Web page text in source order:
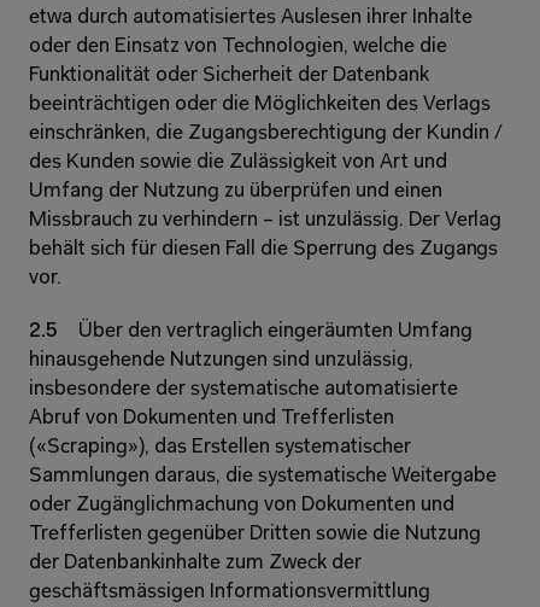
etwa durch automatisiertes Auslesen ihrer Inhalte
oder den Einsatz von Technologien, welche die
Funktionalität oder Sicherheit der Datenbank
beeinträchtigen oder die Möglichkeiten des Verlags
einschränken, die Zugangsberechtigung der Kundin /
des Kunden sowie die Zulässigkeit von Art und
Umfang der Nutzung zu überprüfen und einen
Missbrauch zu verhindern – ist unzulässig. Der Verlag
behält sich für diesen Fall die Sperrung des Zugangs
vor.
2.5 Über den vertraglich eingeräumten Umfang
hinausgehende Nutzungen sind unzulässig,
insbesondere der systematische automatisierte
Abruf von Dokumenten und Trefferlisten
(«Scraping»), das Erstellen systematischer
Sammlungen daraus, die systematische Weitergabe
oder Zugänglichmachung von Dokumenten und
Trefferlisten gegenüber Dritten sowie die Nutzung
der Datenbankinhalte zum Zweck der
geschäftsmässigen Informationsvermittlung